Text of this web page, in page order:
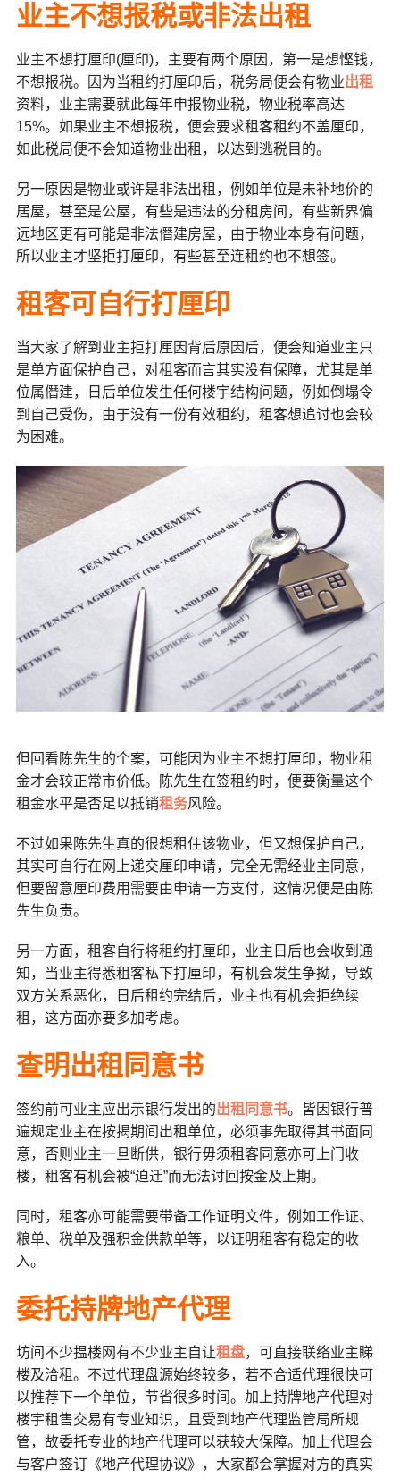
业主不想报税或非法出租
业主不想打厘印(厘印)，主要有两个原因，第一是想悭钱，
不想报税。因为当租约打厘印后，税务局便会有物业出租
资料，业主需要就此每年申报物业税，物业税率高达
15%。如果业主不想报税，便会要求租客租约不盖厘印，
如此税局便不会知道物业出租，以达到逃税目的。
另一原因是物业或许是非法出租，例如单位是未补地价的
居屋，甚至是公屋，有些是违法的分租房间，有些新界偏
远地区更有可能是非法僭建房屋，由于物业本身有问题，
所以业主才坚拒打厘印，有些甚至连租约也不想签。
租客可自行打厘印
当大家了解到业主拒打厘因背后原因后，便会知道业主只
是单方面保护自己，对租客而言其实没有保障，尤其是单
位属僭建，日后单位发生任何楼宇结构问题，例如倒塌令
到自己受伤，由于没有一份有效租约，租客想追讨也会较
为困难。
但回看陈先生的个案，可能因为业主不想打厘印，物业租
金才会较正常市价低。陈先生在签租约时，便要衡量这个
租金水平是否足以抵销租务风险。
不过如果陈先生真的很想租住该物业，但又想保护自己，
其实可自行在网上递交厘印申请，完全无需经业主同意，
但要留意厘印费用需要由申请一方支付，这情况便是由陈
先生负责。
另一方面，租客自行将租约打厘印，业主日后也会收到通
知，当业主得悉租客私下打厘印，有机会发生争拗，导致
双方关系恶化，日后租约完结后，业主也有机会拒绝续
租，这方面亦要多加考虑。
查明出租同意书
签约前可业主应出示银行发出的出租同意书。皆因银行普
遍规定业主在按揭期间出租单位，必须事先取得其书面同
意，否则业主一旦断供，银行毋须租客同意亦可上门收
楼，租客有机会被“迫迁”而无法讨回按金及上期。
同时，租客亦可能需要带备工作证明文件，例如工作证、
粮单、税单及强积金供款单等，以证明租客有稳定的收
入。
委托持牌地产代理
坊间不少揾楼网有不少业主自让租盘，可直接联络业主睇
楼及洽租。不过代理盘源始终较多，若不合适代理很快可
以推荐下一个单位，节省很多时间。加上持牌地产代理对
楼宇租售交易有专业知识，且受到地产代理监管局所规
管，故委托专业的地产代理可以获较大保障。加上代理会
与客户签订《地产代理协议》，大家都会掌握对方的真实